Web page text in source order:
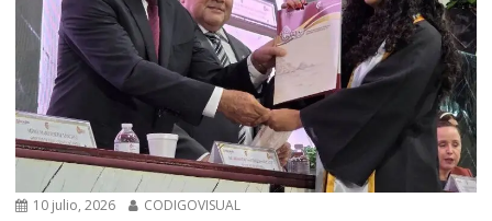
10 julio, 2026 CODIGOVISUAL